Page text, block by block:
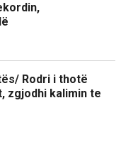
Rodri i thotë
zgjodhi kalimin te